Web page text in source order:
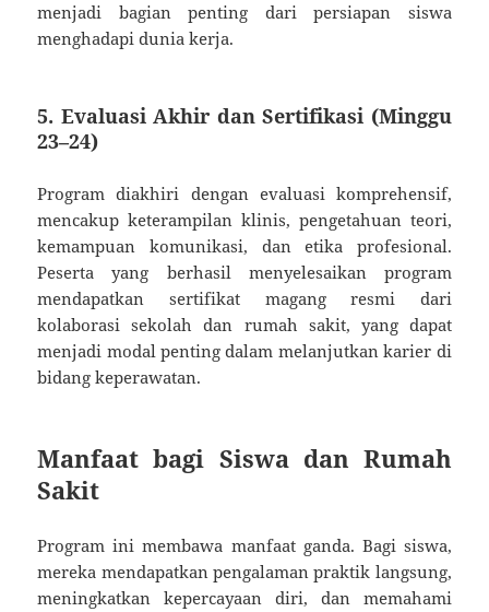
menjadi bagian penting dari persiapan siswa
menghadapi dunia kerja.
5. Evaluasi Akhir dan Sertifikasi (Minggu
23–24)
Program diakhiri dengan evaluasi komprehensif,
mencakup keterampilan klinis, pengetahuan teori,
kemampuan komunikasi, dan etika profesional.
Peserta yang berhasil menyelesaikan program
mendapatkan sertifikat magang resmi dari
kolaborasi sekolah dan rumah sakit, yang dapat
menjadi modal penting dalam melanjutkan karier di
bidang keperawatan.
Manfaat bagi Siswa dan Rumah
Sakit
Program ini membawa manfaat ganda. Bagi siswa,
mereka mendapatkan pengalaman praktik langsung,
meningkatkan kepercayaan diri, dan memahami